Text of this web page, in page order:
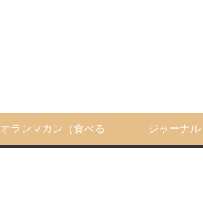
オランマカン（食べる ジャーナル